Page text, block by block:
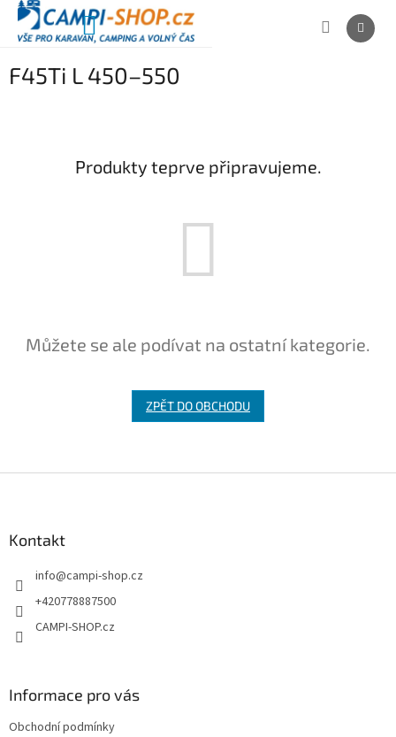
Přejít
obsah
NÁKUPNÍ
F45Ti L 450–550
Produkty teprve připravujeme.
Můžete se ale podívat na ostatní kategorie.
ZPĚT DO OBCHODU
Kontakt
info@campi-shop.cz
+420778887500
CAMPI-SHOP.cz
Informace pro vás
Obchodní podmínky